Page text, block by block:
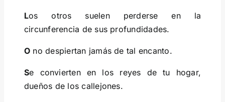
Los otros suelen perderse en la
circunferencia de sus profundidades.
O no despiertan jamás de tal encanto.
Se convierten en los reyes de tu hogar,
dueños de los callejones.